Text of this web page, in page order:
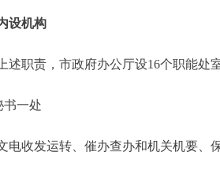
设机构
职责，市政府办公厅设16个职能处
一处
收发运转、催办查办和机关机要、